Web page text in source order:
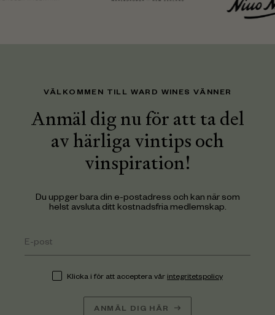
VÄLKOMMEN TILL WARD WINES VÄNNER
Anmäl dig nu för att ta del
av härliga vintips och
vinspiration!
Du uppger bara din e-postadress och kan när som
helst avsluta ditt kostnadsfria medlemskap.
Klicka i för att acceptera vår integritetspolicy
ANMÄL DIG HÄR